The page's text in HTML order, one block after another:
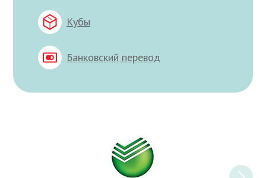
Кубы
Банковский перевод